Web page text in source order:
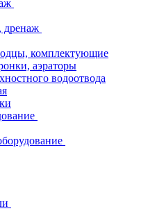
дренаж
комплектующие
аэраторы
водоотвода